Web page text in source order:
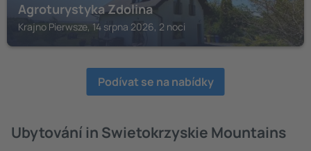
Agroturystyka Zdolina
Krajno Pierwsze, 14 srpna 2026, 2 noci
Podívat se na nabídky
Ubytování in Swietokrzyskie Mountains